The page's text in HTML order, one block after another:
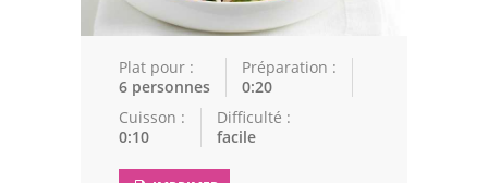
Cuisine Juive
Cuisine Libanaise
Plat pour :
6 personnes
Préparation :
0:20
Cuisson :
0:10
Difficulté :
facile